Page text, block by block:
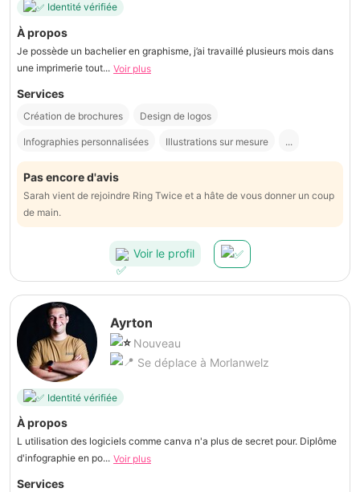
Identité vérifiée
À propos
Je possède un bachelier en graphisme, j’ai travaillé plusieurs mois dans
une imprimerie tout... Voir plus
Services
Création de brochures Design de logos
Infographies personnalisées Illustrations sur mesure ...
Pas encore d'avis
Sarah vient de rejoindre Ring Twice et a hâte de vous donner un coup
de main.
Voir le profil
Ayrton
Nouveau
Se déplace à Morlanwelz
Identité vérifiée
À propos
L utilisation des logiciels comme canva n'a plus de secret pour. Diplôme
d'infographie en po... Voir plus
Services